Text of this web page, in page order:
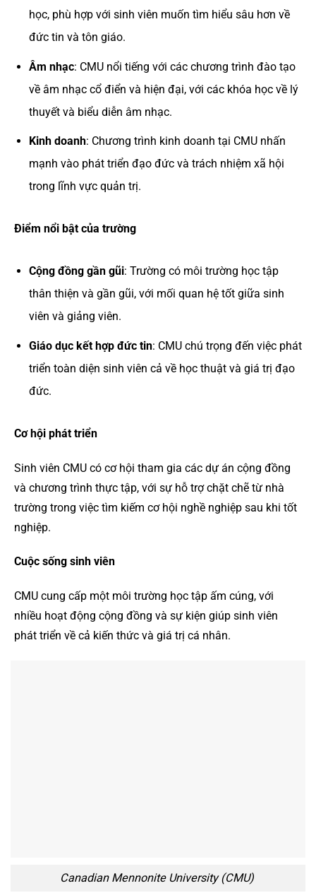
học, phù hợp với sinh viên muốn tìm hiểu sâu hơn về
đức tin và tôn giáo.
Âm nhạc: CMU nổi tiếng với các chương trình đào tạo
về âm nhạc cổ điển và hiện đại, với các khóa học về lý
thuyết và biểu diễn âm nhạc.
Kinh doanh: Chương trình kinh doanh tại CMU nhấn
mạnh vào phát triển đạo đức và trách nhiệm xã hội
trong lĩnh vực quản trị.
Điểm nổi bật của trường
Cộng đồng gần gũi: Trường có môi trường học tập
thân thiện và gần gũi, với mối quan hệ tốt giữa sinh
viên và giảng viên.
Giáo dục kết hợp đức tin: CMU chú trọng đến việc phát
triển toàn diện sinh viên cả về học thuật và giá trị đạo
đức.
Cơ hội phát triển
Sinh viên CMU có cơ hội tham gia các dự án cộng đồng
và chương trình thực tập, với sự hỗ trợ chặt chẽ từ nhà
trường trong việc tìm kiếm cơ hội nghề nghiệp sau khi tốt
nghiệp.
Cuộc sống sinh viên
CMU cung cấp một môi trường học tập ấm cúng, với
nhiều hoạt động cộng đồng và sự kiện giúp sinh viên
phát triển về cả kiến thức và giá trị cá nhân.
Canadian Mennonite University (CMU)